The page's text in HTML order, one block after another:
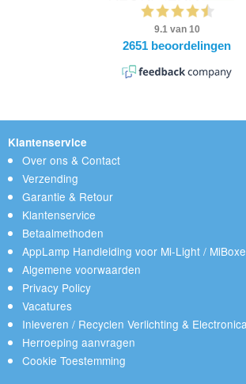
Klantenservice
Over ons & Contact
Verzending
Garantie & Retour
Klantenservice
Betaalmethoden
AppLamp Handleiding voor Mi-Light /
Algemene voorwaarden
Privacy Policy
Vacatures
Inleveren / Recyclen Verlichting & Electronica
Herroeping aanvragen
Cookie Toestemming